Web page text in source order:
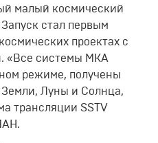
малый космический
стал первым
проектах с
«Все системы МКА
режиме, получены
Луны и Солнца,
трансляции SSTV